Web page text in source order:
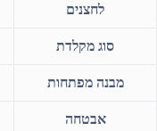
לחצנים
סוג מקלדת
מבנה מפתחות
אבטחה